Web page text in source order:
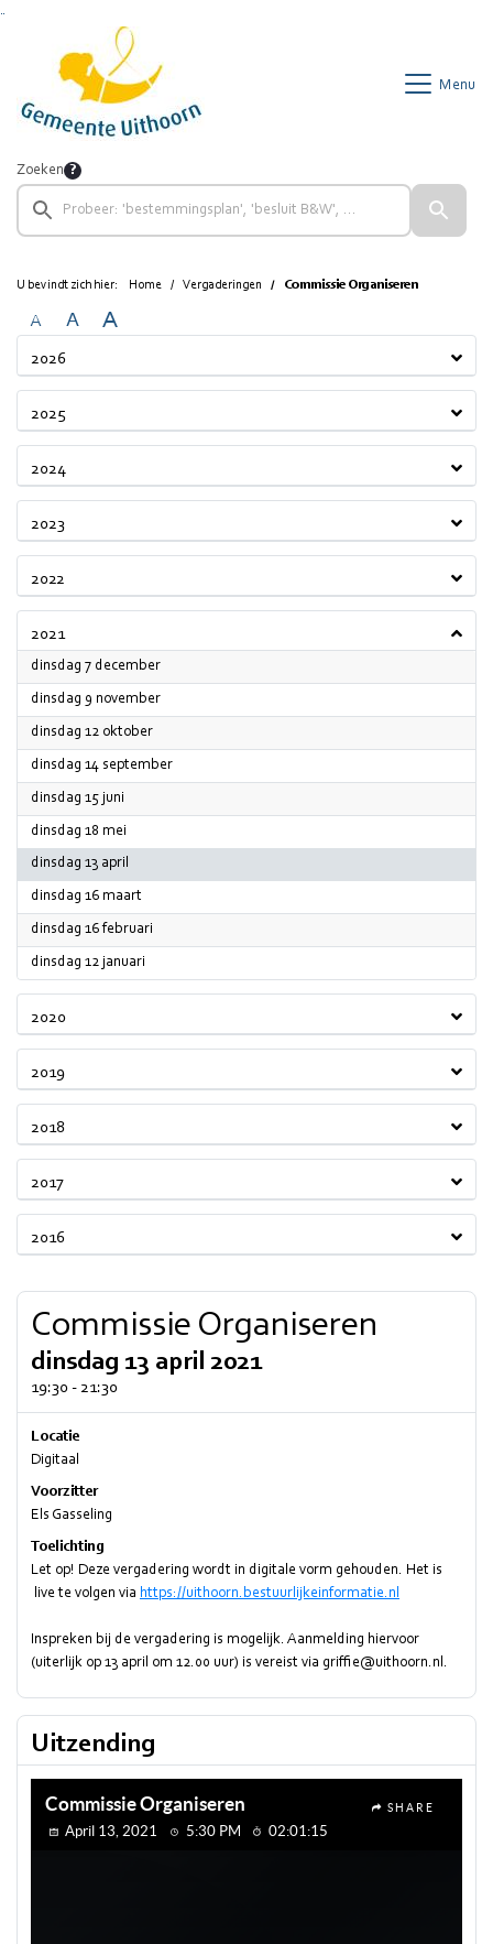
Menu
Zoeken
U bevindt zich hier: Home Vergaderingen Commissie Organiseren
A A A
2026
2025
2024
2023
2022
2021
dinsdag 7 december2021
dinsdag 9 november2021
dinsdag 12 oktober2021
dinsdag 14 september2021
dinsdag 15 juni
dinsdag 18 mei
dinsdag 13 april
dinsdag 16 maart
dinsdag 16 februari
dinsdag 12 januari
2020
2019
2018
2017
2016
Commissie Organiseren
dinsdag 13 april 2021
19:30 - 21:30
Locatie
Digitaal
Voorzitter
Els Gasseling
Toelichting
Let op! Deze vergadering wordt in digitale vorm gehouden. Het is
live te volgen via https://uithoorn.bestuurlijkeinformatie.nl
Inspreken bij de vergadering is mogelijk. Aanmelding hiervoor
(uiterlijk op 13 april om 12.00 uur) is vereist via griffie@uithoorn.nl.
Uitzending